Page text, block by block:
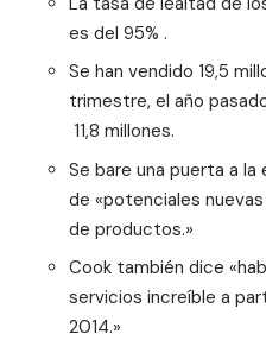
es del 95% .
Se han vendido 19,5
trimestre, el año
11,8 millones.
Se bare una puerta a la
de «potenciales
de productos.»
Cook también dice
servicios increíble a
2014.»